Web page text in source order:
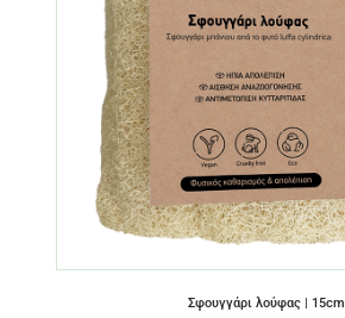
Σφουγγάρι λούφας | 15cm